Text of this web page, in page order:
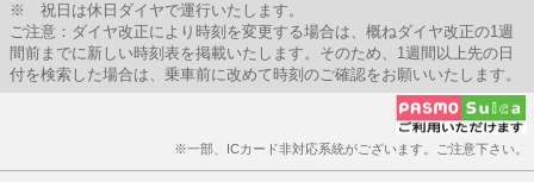
※ 祝日は休日ダイヤで運行いたします。
ご注意：ダイヤ改正により時刻を変更する場合は、概ねダイヤ改正の1週
間前までに新しい時刻表を掲載いたします。そのため、1週間以上先の日
付を検索した場合は、乗車前に改めて時刻のご確認をお願いいたします。
※一部、ICカード非対応系統がございます。ご注意下さい。